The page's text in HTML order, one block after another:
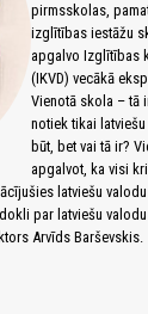
pirmsskolas,
izglītības iestāžu
apgalvo Izglītības
(IKVD) vecākā
Vienotā skola – tā
notiek tikai
būt, bet vai tā ir?
apgalvot, ka visi
latviešu
par latviešu
Arvīds Barševskis.